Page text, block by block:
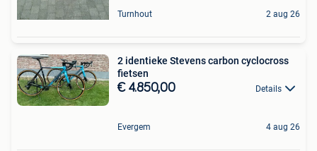
Turnhout 2 aug 26
2 identieke Stevens carbon cyclocross
fietsen
€ 4.850,00 Details
Evergem 4 aug 26